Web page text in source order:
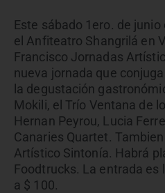
Este sábado 1ero. de
el Anfiteatro Shangrilá en
Francisco Jornadas
nueva jornada que
la degustación
Mokili, el Trío Ventana de
Hernan Peyrou, Lucia
Canaries Quartet.
Artístico Sintonía. Habrá
Foodtrucks. La entrada es
a $ 100.